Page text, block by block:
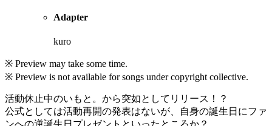
Adapter
kuro
※ Preview may take some time.
※ Preview is not available for songs under copyright collective.
活動休止中のいもと。から突如としてリリース！？
公式としては活動再開の発表はないが、自身の誕生日にファ
ンへの逆誕生日プレゼントといったところか？